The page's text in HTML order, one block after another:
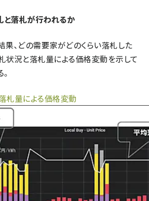
と落札が行われるか
果、どの需要家がどのくらい落札した
状況と落札量による価格変動を示して
量による価格変動